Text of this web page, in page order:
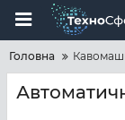
Головна